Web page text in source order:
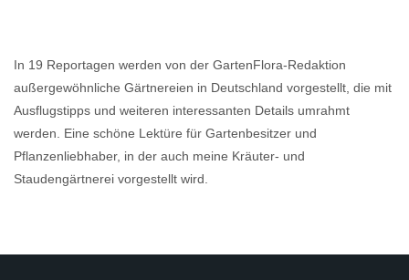
In 19 Reportagen werden von der GartenFlora-Redaktion
außergewöhnliche Gärtnereien in Deutschland vorgestellt, die mit
Ausflugstipps und weiteren interessanten Details umrahmt
werden. Eine schöne Lektüre für Gartenbesitzer und
Pflanzenliebhaber, in der auch meine Kräuter- und
Staudengärtnerei vorgestellt wird.